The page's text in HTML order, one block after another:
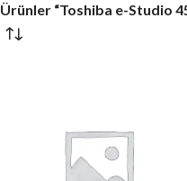
Ürünler “Toshiba e-Studio